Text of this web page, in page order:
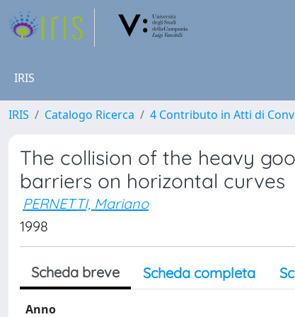
IRIS
IRIS Catalogo Ricerca 4 Contributo in Atti di
The collision of the heavy
barriers on horizontal curves
PERNETTI, Mariano
1998
Scheda breve Scheda completa
Anno